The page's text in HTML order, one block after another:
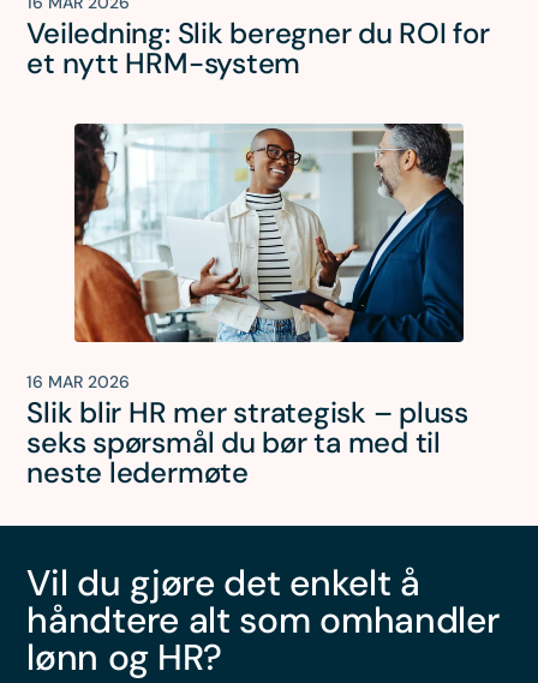
Veiledning: Slik beregner du ROI for
et nytt HRM-system
16 MAR 2026
Slik blir HR mer strategisk – pluss
seks spørsmål du bør ta med til
neste ledermøte
Vil du gjøre det enkelt å
håndtere alt som omhandler
lønn og HR?